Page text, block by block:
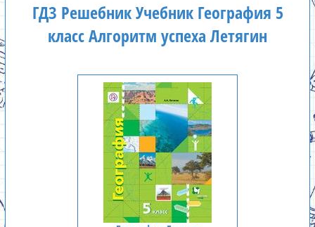
ГДЗ Решебник Учебник География 5
класс Алгоритм успеха Летягин